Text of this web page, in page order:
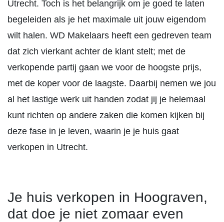
Utrecht. Toch is het belangrijk om je goed te laten
begeleiden als je het maximale uit jouw eigendom
wilt halen. WD Makelaars heeft een gedreven team
dat zich vierkant achter de klant stelt; met de
verkopende partij gaan we voor de hoogste prijs,
met de koper voor de laagste. Daarbij nemen we jou
al het lastige werk uit handen zodat jij je helemaal
kunt richten op andere zaken die komen kijken bij
deze fase in je leven, waarin je je huis gaat
verkopen in Utrecht.
Je huis verkopen in Hoograven,
dat doe je niet zomaar even